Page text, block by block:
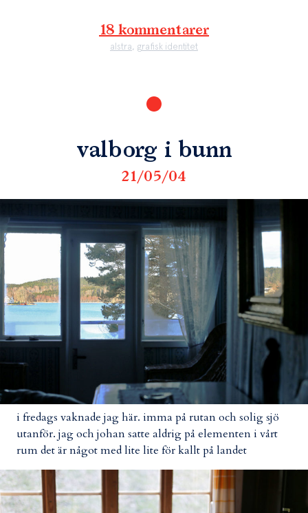
18 kommentarer
alstra grafisk identitet
valborg i bunn
21/05/04
i fredags vaknade jag här. imma på rutan och solig sjö
utanför. jag och johan satte aldrig på elementen i vårt
rum det är något med lite lite för kallt på landet